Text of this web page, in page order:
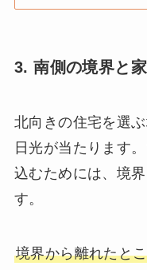
3. 南側の境界と
北向きの住宅を選
日光が当たります
込むためには、境
す。
境界から離れたと